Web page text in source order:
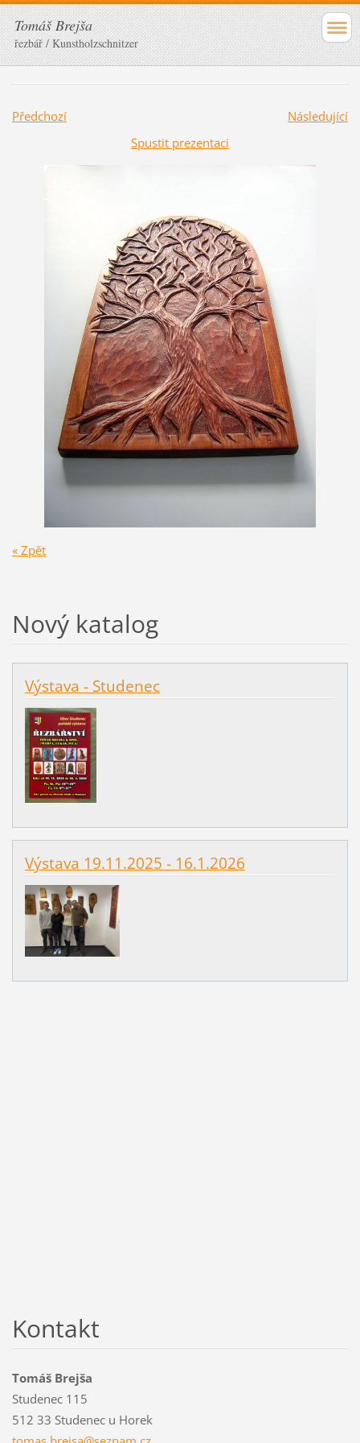
Tomáš Brejša
řezbář / Kunstholzschnitzer
Předchozí
Následující
Spustit prezentaci
« Zpět
Nový katalog
Výstava - Studenec
Výstava 19.11.2025 - 16.1.2026
Kontakt
Tomáš Brejša
Studenec 115
512 33 Studenec u Horek